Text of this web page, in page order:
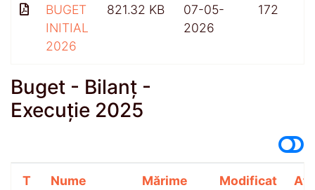
BUGET
INITIAL
2026
821.32 KB
07-05-
2026
172
Buget - Bilanț -
Execuție 2025
T Nume Mărime
Modificat